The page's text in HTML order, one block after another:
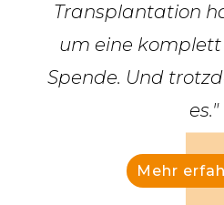
Transplantation
um eine
Spende. Und
es."
Mehr